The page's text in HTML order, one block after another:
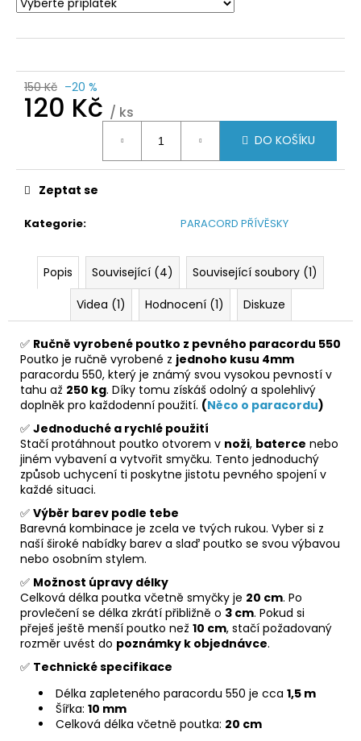
150 Kč –20 %
120 Kč / ks
DO KOŠÍKU
Kategorie: PARACORD PŘÍVĚSKY
Zeptat se
Popis Související (4)
Související soubory (1)
Videa (1)
Hodnocení (1) Diskuze
✅ Ručně vyrobené poutko z pevného paracordu 550
Poutko je ručně vyrobené z jednoho kusu 4mm
paracordu 550, který je známý svou vysokou pevností v
tahu až 250 kg. Díky tomu získáš odolný a spolehlivý
doplněk pro každodenní použití. (Něco o paracordu)
✅ Jednoduché a rychlé použití
Stačí protáhnout poutko otvorem v noži, baterce nebo
jiném vybavení a vytvořit smyčku. Tento jednoduchý
způsob uchycení ti poskytne jistotu pevného spojení v
každé situaci.
✅ Výběr barev podle tebe
Barevná kombinace je zcela ve tvých rukou. Vyber si z
naší široké nabídky barev a slaď poutko se svou výbavou
nebo osobním stylem.
✅ Možnost úpravy délky
Celková délka poutka včetně smyčky je 20 cm. Po
provlečení se délka zkrátí přibližně o 3 cm. Pokud si
přeješ ještě menší poutko než 10 cm, stačí požadovaný
rozměr uvést do poznámky k objednávce.
✅ Technické specifikace
Délka zapleteného paracordu 550 je cca 1,5 m
Šířka: 10 mm
Celková délka včetně poutka: 20 cm